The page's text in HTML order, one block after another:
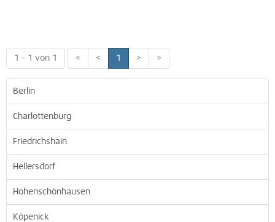
1 - 1 von 1 « < 1 > »
Berlin
Charlottenburg
Friedrichshain
Hellersdorf
Hohenschönhausen
Köpenick